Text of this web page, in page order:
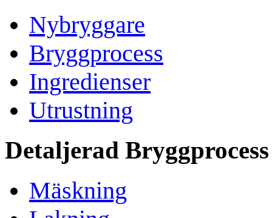
Nybryggare
Bryggprocess
Ingredienser
Utrustning
Detaljerad Bryggprocess
Mäskning